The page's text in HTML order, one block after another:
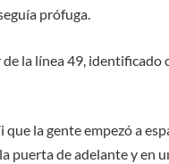
prófuga.
la línea 49,
la gente empezó a
puerta de adelante y en